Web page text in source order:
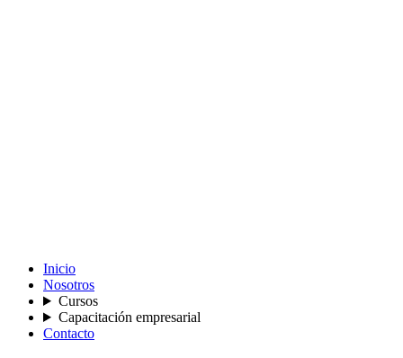
Inicio
Nosotros
Cursos
Capacitación empresarial
Contacto